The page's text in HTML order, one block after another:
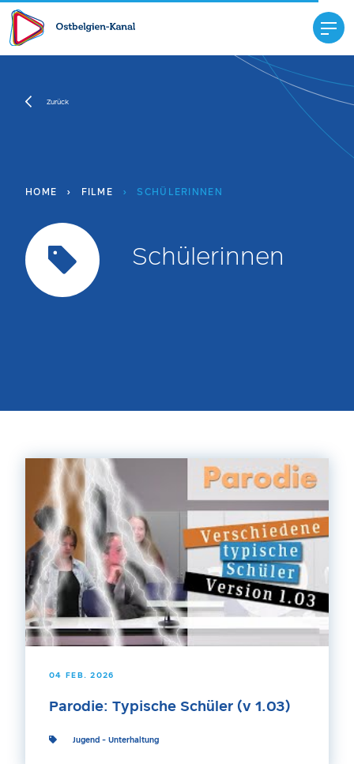
Zurück
HOME › FILME › SCHÜLERINNEN
Schülerinnen
04 FEB. 2026
Parodie: Typische Schüler (v 1.03)
Jugend - Unterhaltung